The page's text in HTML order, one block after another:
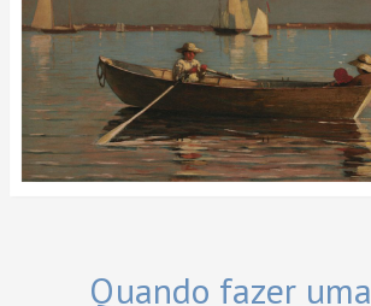
Quando fazer uma